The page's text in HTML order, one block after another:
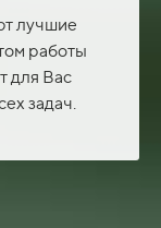
лучшие
работы
для Вас
задач.